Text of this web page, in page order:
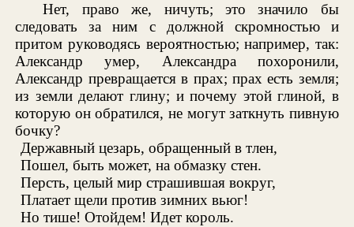
Нет, право же, ничуть; это значило бы
следовать за ним с должной скромностью и
притом руководясь вероятностью; например, так:
Александр умер, Александра похоронили,
Александр превращается в прах; прах есть земля;
из земли делают глину; и почему этой глиной, в
которую он обратился, не могут заткнуть пивную
бочку?
Державный цезарь, обращенный в тлен,
Пошел, быть может, на обмазку стен.
Персть, целый мир страшившая вокруг,
Платает щели против зимних вьюг!
Но тише! Отойдем! Идет король.